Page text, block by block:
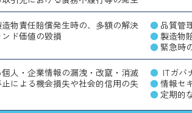
物責任賠償発生時の、多額の解決
ド価値の毀損
品質管
製造物
緊急時
人・企業情報の漏洩・改竄・消滅
による機会損失や社会的信用の失
ITガバ
情報セ
定期的